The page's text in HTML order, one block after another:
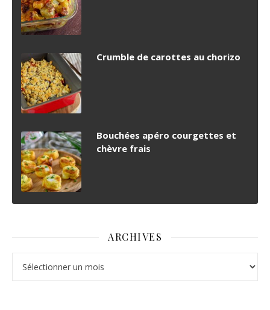
Crumble de carottes au chorizo
Bouchées apéro courgettes et
chèvre frais
ARCHIVES